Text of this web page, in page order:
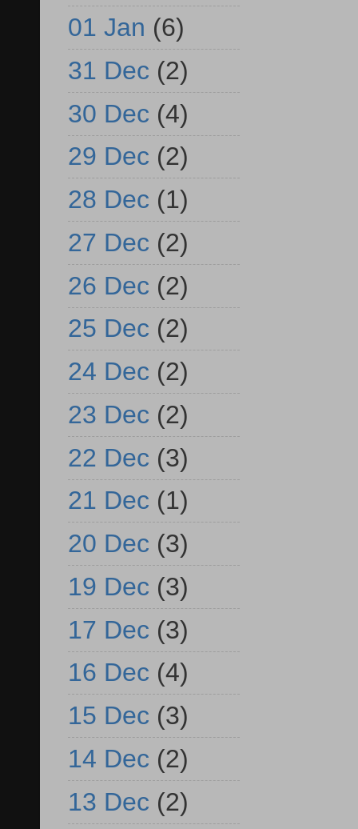
01 Jan (6)
31 Dec (2)
30 Dec (4)
29 Dec (2)
28 Dec (1)
27 Dec (2)
26 Dec (2)
25 Dec (2)
24 Dec (2)
23 Dec (2)
22 Dec (3)
21 Dec (1)
20 Dec (3)
19 Dec (3)
17 Dec (3)
16 Dec (4)
15 Dec (3)
14 Dec (2)
13 Dec (2)